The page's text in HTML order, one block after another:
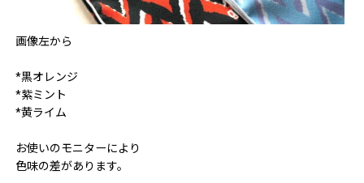
画像左から
*黒オレンジ
*紫ミント
*黄ライム
お使いのモニターにより
色味の差があります。